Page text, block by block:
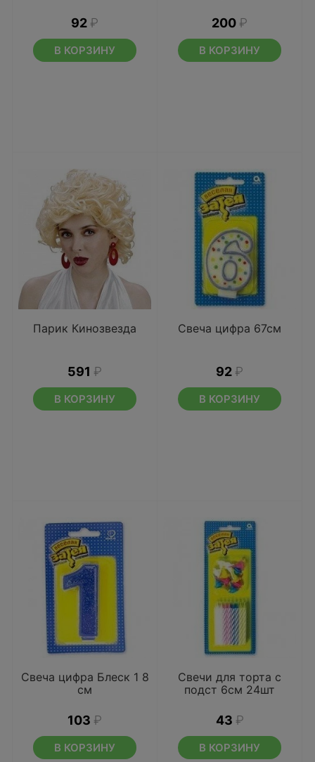
92 ₽
В КОРЗИНУ
200 ₽
В КОРЗИНУ
Парик Кинозвезда
591 ₽
В КОРЗИНУ
Свеча цифра 67см
92 ₽
В КОРЗИНУ
Свеча цифра Блеск 1 8
см
103 ₽
В КОРЗИНУ
Свечи для торта с
подст 6см 24шт
43 ₽
В КОРЗИНУ